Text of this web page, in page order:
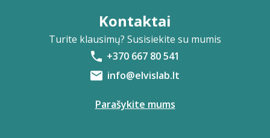
Kontaktai
Turite klausimų? Susisiekite su mumis
+370 667 80 541
info@elvislab.lt
Parašykite mums